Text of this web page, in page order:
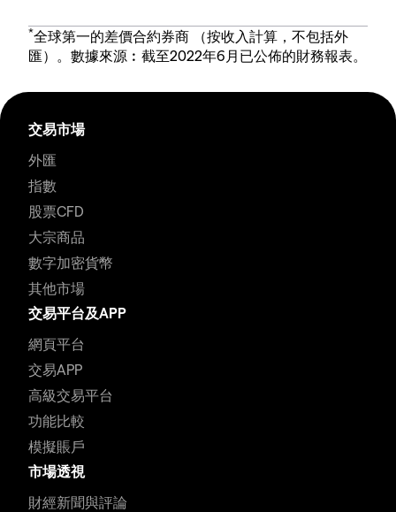
*全球第一的差價合約券商 （按收入計算，不包括外
匯）。數據來源︰截至2022年6月已公佈的財務報表。
交易市場
外匯
指數
股票CFD
大宗商品
數字加密貨幣
其他市場
交易平台及APP
網頁平台
交易APP
高級交易平台
功能比較
模擬賬戶
市場透視
財經新聞與評論